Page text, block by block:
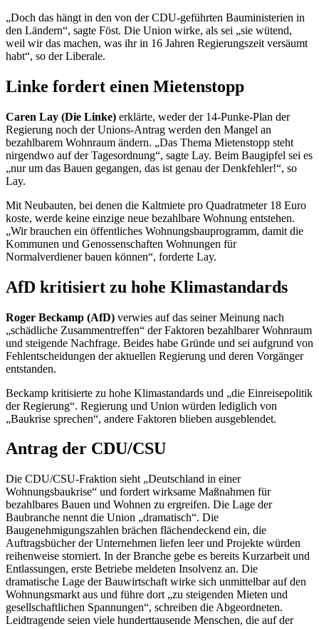
„Doch das hängt in den von der CDU-geführten Bauministerien in
den Ländern“, sagte Föst. Die Union wirke, als sei „sie wütend,
weil wir das machen, was ihr in 16 Jahren Regierungszeit versäumt
habt“, so der Liberale.
Linke fordert einen Mietenstopp
Caren Lay (Die Linke) erklärte, weder der 14-Punke-Plan der
Regierung noch der Unions-Antrag werden den Mangel an
bezahlbarem Wohnraum ändern. „Das Thema Mietenstopp steht
nirgendwo auf der Tagesordnung“, sagte Lay. Beim Baugipfel sei es
„nur um das Bauen gegangen, das ist genau der Denkfehler!“, so
Lay.
Mit Neubauten, bei denen die Kaltmiete pro Quadratmeter 18 Euro
koste, werde keine einzige neue bezahlbare Wohnung entstehen.
„Wir brauchen ein öffentliches Wohnungsbauprogramm, damit die
Kommunen und Genossenschaften Wohnungen für
Normalverdiener bauen können“, forderte Lay.
AfD kritisiert zu hohe Klimastandards
Roger Beckamp (AfD) verwies auf das seiner Meinung nach
„schädliche Zusammentreffen“ der Faktoren bezahlbarer Wohnraum
und steigende Nachfrage. Beides habe Gründe und sei aufgrund von
Fehlentscheidungen der aktuellen Regierung und deren Vorgänger
entstanden.
Beckamp kritisierte zu hohe Klimastandards und „die Einreisepolitik
der Regierung“. Regierung und Union würden lediglich von
„Baukrise sprechen“, andere Faktoren blieben ausgeblendet.
Antrag der CDU/CSU
Die CDU/CSU-Fraktion sieht „Deutschland in einer
Wohnungsbaukrise“ und fordert wirksame Maßnahmen für
bezahlbares Bauen und Wohnen zu ergreifen. Die Lage der
Baubranche nennt die Union „dramatisch“. Die
Baugenehmigungszahlen brächen flächendeckend ein, die
Auftragsbücher der Unternehmen liefen leer und Projekte würden
reihenweise storniert. In der Branche gebe es bereits Kurzarbeit und
Entlassungen, erste Betriebe meldeten Insolvenz an. Die
dramatische Lage der Bauwirtschaft wirke sich unmittelbar auf den
Wohnungsmarkt aus und führe dort „zu steigenden Mieten und
gesellschaftlichen Spannungen“, schreiben die Abgeordneten.
Leidtragende seien viele hunderttausende Menschen, die auf der